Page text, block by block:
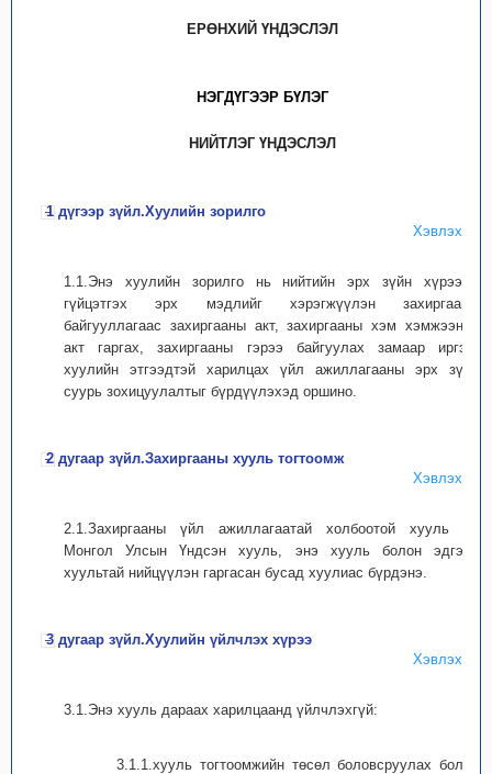
ЕРӨНХИЙ ҮНДЭСЛЭЛ
НЭГДҮГЭЭР БҮЛЭГ
НИЙТЛЭГ ҮНДЭСЛЭЛ
1 дүгээр зүйл.Хуулийн зорилго
Хэвлэх
1.1.Энэ хуулийн зорилго нь нийтийн эрх зүйн хүрээнд
гүйцэтгэх эрх мэдлийг хэрэгжүүлэн захиргааны
байгууллагаас захиргааны акт, захиргааны хэм хэмжээний
акт гаргах, захиргааны гэрээ байгуулах замаар иргэн,
хуулийн этгээдтэй харилцах үйл ажиллагааны эрх зүйн
суурь зохицуулалтыг бүрдүүлэхэд оршино.
2 дугаар зүйл.Захиргааны хууль тогтоомж
Хэвлэх
2.1.Захиргааны үйл ажиллагаатай холбоотой хууль нь
Монгол Улсын Үндсэн хууль, энэ хууль болон эдгээр
хуультай нийцүүлэн гаргасан бусад хуулиас бүрдэнэ.
3 дугаар зүйл.Хуулийн үйлчлэх хүрээ
Хэвлэх
3.1.Энэ хууль дараах харилцаанд үйлчлэхгүй:
3.1.1.хууль тогтоомжийн төсөл боловсруулах болон